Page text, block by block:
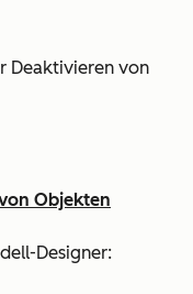
Deaktivieren von
Objekten
Designer: